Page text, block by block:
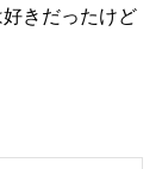
きだったけど